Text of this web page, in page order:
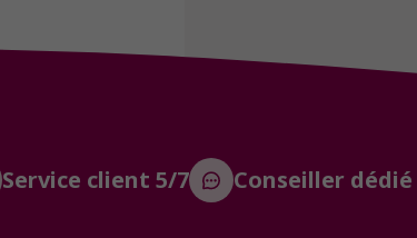
Service client 5/7 Conseiller dédié